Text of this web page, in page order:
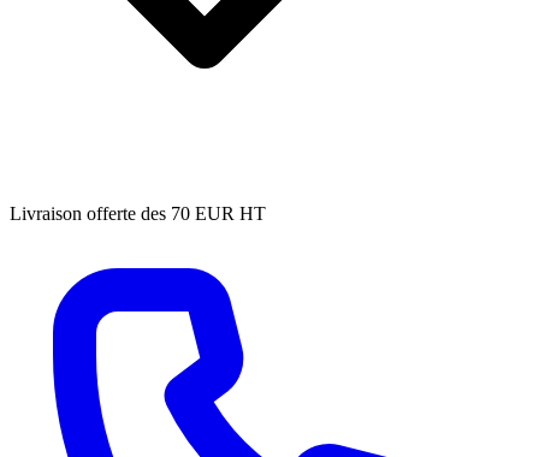
Livraison offerte des 70 EUR HT